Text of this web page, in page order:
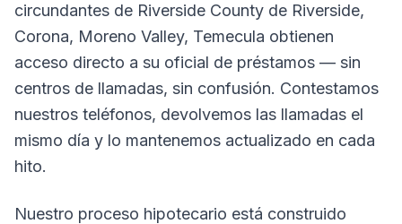
circundantes de Riverside County de Riverside,
Corona, Moreno Valley, Temecula obtienen
acceso directo a su oficial de préstamos — sin
centros de llamadas, sin confusión. Contestamos
nuestros teléfonos, devolvemos las llamadas el
mismo día y lo mantenemos actualizado en cada
hito.
Nuestro proceso hipotecario está construido